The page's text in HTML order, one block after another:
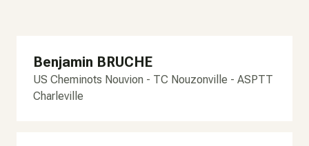
Benjamin BRUCHE
US Cheminots Nouvion - TC Nouzonville - ASPTT
Charleville